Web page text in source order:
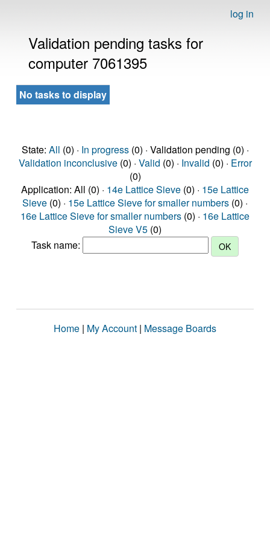
log in
Validation pending tasks for
computer 7061395
No tasks to display
State: All (0) · In progress(0) · Validation pending (0) ·
Validation inconclusive(0) · Valid (0) · Invalid (0) · Error
(0)
Application: All (0) · 14e Lattice Sieve (0) · 15e Lattice
Sieve (0) · 15e Lattice Sieve for smaller numbers (0) ·
16e Lattice Sieve for smaller numbers (0) · 16e Lattice
Sieve V5 (0)
Task name:
Home | My Account | Message Boards